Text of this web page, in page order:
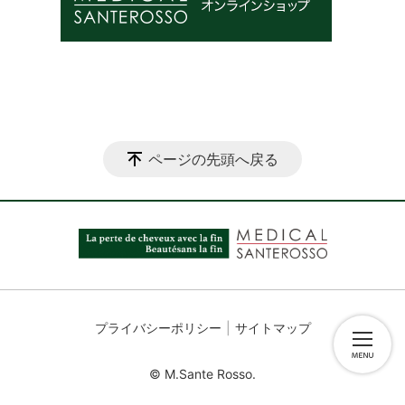
ページの先頭へ戻る
プライバシーポリシー サイトマップ
© M.Sante Rosso.